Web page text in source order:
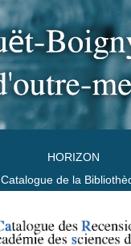
HORIZON
Catalogue de la